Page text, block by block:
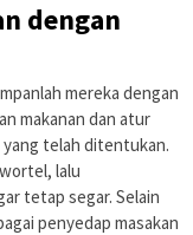
dengan
mereka dengan
makanan dan atur
yang telah ditentukan.
lalu
tetap segar. Selain
penyedap masakan